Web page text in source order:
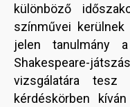
különböző
színművei
jelen tanulmány
Shakespeare-
vizsgálatára
kérdéskörben